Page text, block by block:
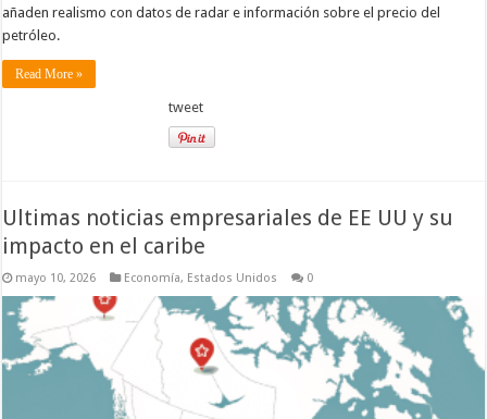
añaden realismo con datos de radar e información sobre el precio del
petróleo.
Read More »
tweet
Ultimas noticias empresariales de EE UU y su
impacto en el caribe
mayo 10, 2026 Economía, Estados Unidos 0